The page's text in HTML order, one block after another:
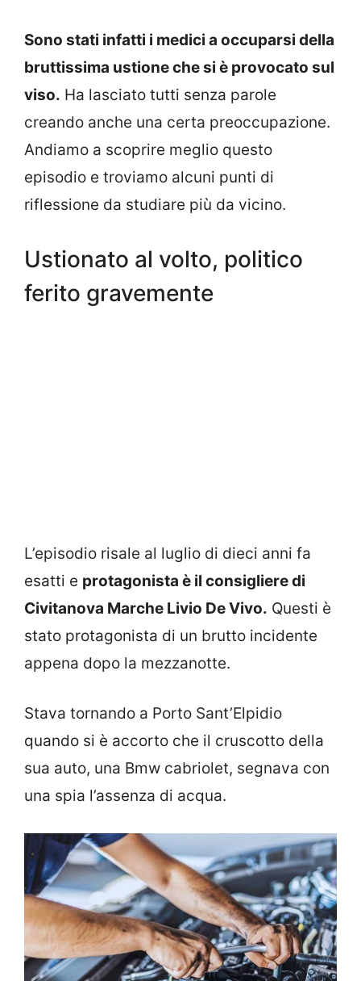
Sono stati infatti i medici a occuparsi della
bruttissima ustione che si è provocato sul
viso. Ha lasciato tutti senza parole
creando anche una certa preoccupazione.
Andiamo a scoprire meglio questo
episodio e troviamo alcuni punti di
riflessione da studiare più da vicino.
Ustionato al volto, politico
ferito gravemente
L’episodio risale al luglio di dieci anni fa
esatti e protagonista è il consigliere di
Civitanova Marche Livio De Vivo. Questi è
stato protagonista di un brutto incidente
appena dopo la mezzanotte.
Stava tornando a Porto Sant’Elpidio
quando si è accorto che il cruscotto della
sua auto, una Bmw cabriolet, segnava con
una spia l’assenza di acqua.